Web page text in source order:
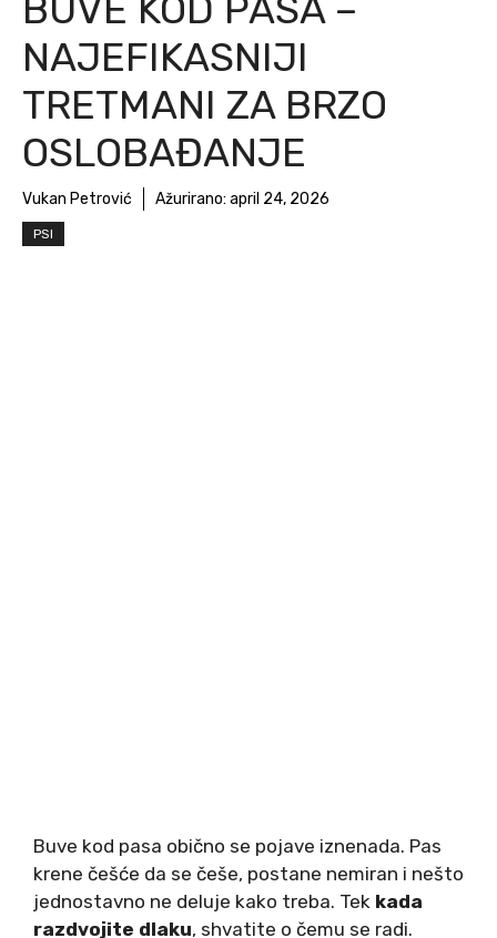
NAJEFIKASNIJI
TRETMANI ZA BRZO
OSLOBAĐANJE
Vukan Petrović Ažurirano: april 24, 2026
PSI
Buve kod pasa obično se pojave iznenada. Pas
krene češće da se češe, postane nemiran i nešto
jednostavno ne deluje kako treba. Tek kada
razdvojite dlaku, shvatite o čemu se radi.